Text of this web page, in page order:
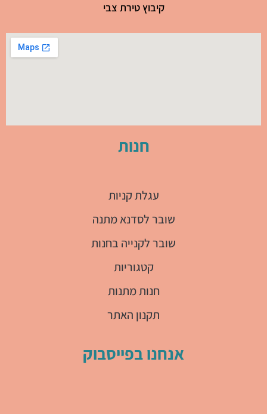
קיבוץ טירת צבי
חנות
עגלת קניות
שובר לסדנא מתנה
שובר לקנייה בחנות
קטגוריות
חנות מתנות
תקנון האתר
אנחנו בפייסבוק